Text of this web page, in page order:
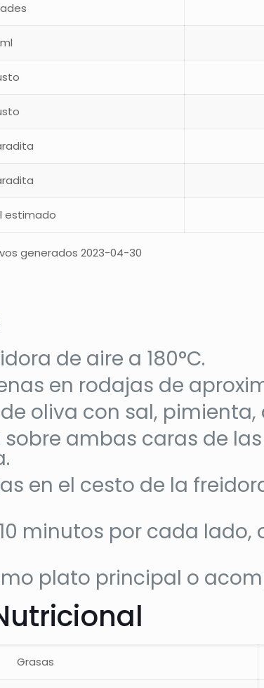
estimado
generados 2023-04-30
de aire a 180°C.
en rodajas de
oliva con sal,
ambas caras de
en el cesto de la
minutos por cada
plato principal o
Grasas